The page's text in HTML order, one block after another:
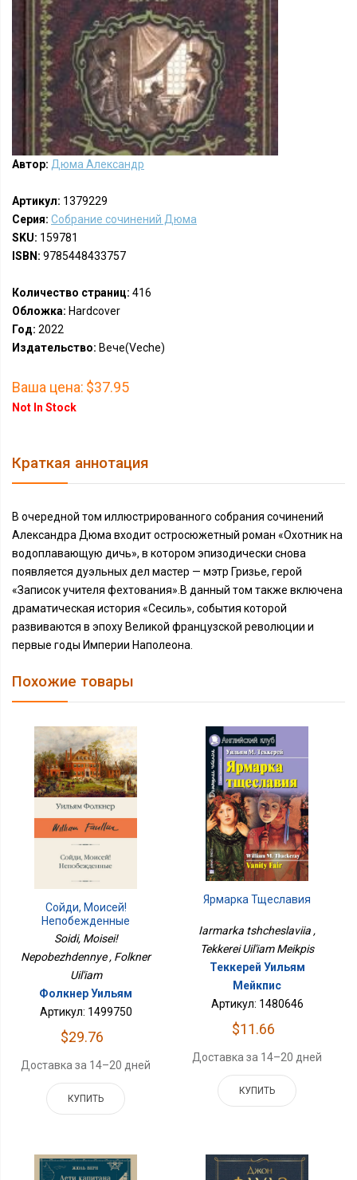
Автор: Дюма Александр
Артикул: 1379229
Серия: Собрание сочинений Дюма
SKU: 159781
ISBN: 9785448433757
Количество страниц: 416
Обложка: Hardcover
Год: 2022
Издательство: Вече(Veche)
Ваша цена: $37.95
Not In Stock
Краткая аннотация
В очередной том иллюстрированного собрания сочинений
Александра Дюма входит остросюжетный роман «Охотник на
водоплавающую дичь», в котором эпизодически снова
появляется дуэльных дел мастер — мэтр Гризье, герой
«Записок учителя фехтования».В данный том также включена
драматическая история «Сесиль», события которой
развиваются в эпоху Великой французской революции и
первые годы Империи Наполеона.
Похожие товары
Сойди, Моисей!
Непобежденные
Soidi, Moisei!
Nepobezhdennye , Folkner
Uil'iam
Фолкнер Уильям
Артикул: 1499750
$29.76
Доставка за 14–20 дней
КУПИТЬ
Ярмарка Тщеславия
Iarmarka tshcheslaviia ,
Tekkerei Uil'iam Meikpis
Теккерей Уильям
Мейкпис
Артикул: 1480646
$11.66
Доставка за 14–20 дней
КУПИТЬ